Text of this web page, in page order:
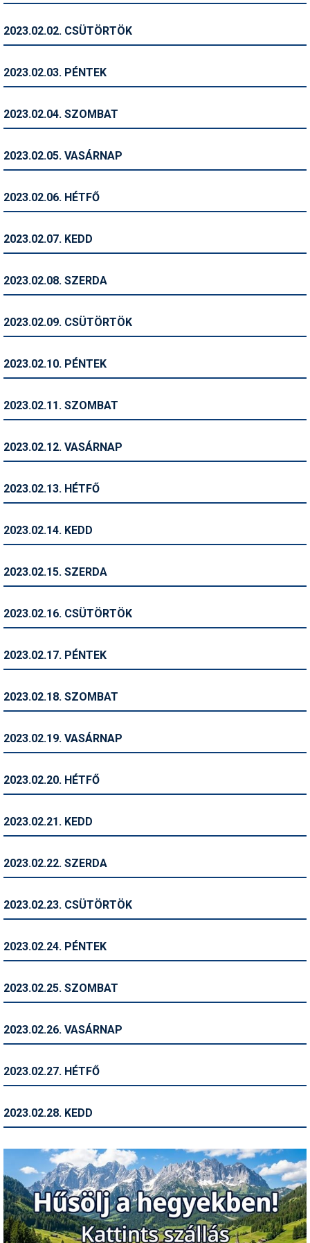
Ingatlan
Kerékpár
Magazinok
Pályázatok
Síbérletárak
Sífelszerelés
Símánia
Síszerviz
Snowboard
Szakértők
Telemark
Történelem
Utazási tippek
2023.02.02. CSÜTÖRTÖK
2023.02.03. PÉNTEK
2023.02.04. SZOMBAT
2023.02.05. VASÁRNAP
2023.02.06. HÉTFŐ
2023.02.07. KEDD
2023.02.08. SZERDA
2023.02.09. CSÜTÖRTÖK
2023.02.10. PÉNTEK
2023.02.11. SZOMBAT
2023.02.12. VASÁRNAP
2023.02.13. HÉTFŐ
2023.02.14. KEDD
2023.02.15. SZERDA
2023.02.16. CSÜTÖRTÖK
2023.02.17. PÉNTEK
2023.02.18. SZOMBAT
2023.02.19. VASÁRNAP
2023.02.20. HÉTFŐ
2023.02.21. KEDD
2023.02.22. SZERDA
2023.02.23. CSÜTÖRTÖK
2023.02.24. PÉNTEK
2023.02.25. SZOMBAT
2023.02.26. VASÁRNAP
2023.02.27. HÉTFŐ
2023.02.28. KEDD